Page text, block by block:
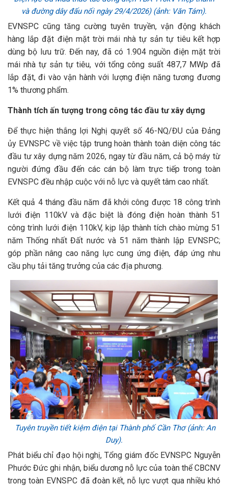
và đường dây đấu nối ngày 29/4/2026) (ảnh: Văn Tám).
EVNSPC cũng tăng cường tuyên truyền, vận động khách
hàng lắp đặt điện mặt trời mái nhà tự sản tự tiêu kết hợp
dùng bộ lưu trữ. Đến nay, đã có 1.904 nguồn điện mặt trời
mái nhà tự sản tự tiêu, với tổng công suất 487,7 MWp đã
lắp đặt, đi vào vận hành với lượng điện năng tương đương
1% thương phẩm.
Thành tích ấn tượng trong công tác đầu tư xây dựng
Để thực hiện thắng lợi Nghị quyết số 46-NQ/ĐU của Đảng
ủy EVNSPC về việc tập trung hoàn thành toàn diện công tác
đầu tư xây dựng năm 2026, ngay từ đầu năm, cả bộ máy từ
người đứng đầu đến các cán bộ làm trực tiếp trong toàn
EVNSPC đều nhập cuộc với nỗ lực và quyết tâm cao nhất.
Kết quả 4 tháng đầu năm đã khởi công được 18 công trình
lưới điện 110kV và đặc biệt là đóng điện hoàn thành 51
công trình lưới điện 110kV, kịp lập thành tích chào mừng 51
năm Thống nhất Đất nước và 51 năm thành lập EVNSPC;
góp phần nâng cao năng lực cung ứng điện, đáp ứng nhu
cầu phụ tải tăng trưởng của các địa phương.
Tuyên truyền tiết kiệm điện tại Thành phố Cần Thơ (ảnh: An
Duy).
Phát biểu chỉ đạo hội nghị, Tổng giám đốc EVNSPC Nguyễn
Phước Đức ghi nhận, biểu dương nỗ lực của toàn thể CBCNV
trong toàn EVNSPC đã đoàn kết, nỗ lực vượt qua nhiều khó